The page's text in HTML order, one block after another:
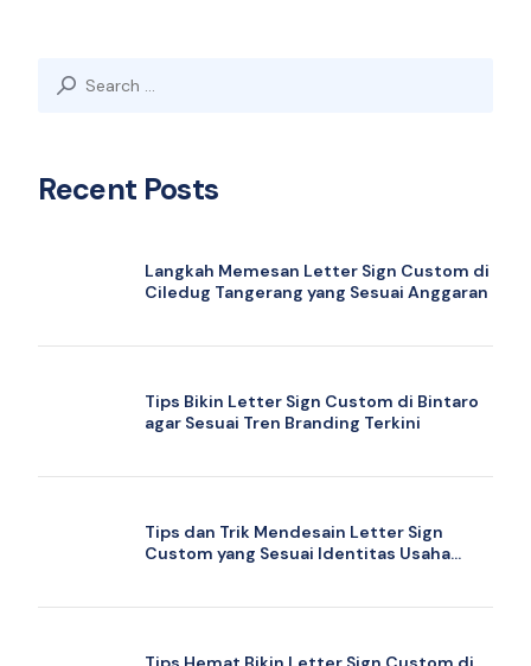
Search
Recent Posts
Langkah Memesan Letter Sign Custom di
Ciledug Tangerang yang Sesuai Anggaran
Tips Bikin Letter Sign Custom di Bintaro
agar Sesuai Tren Branding Terkini
Tips dan Trik Mendesain Letter Sign
Custom yang Sesuai Identitas Usaha